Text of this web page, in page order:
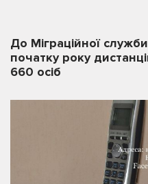
До Міграційної
початку року
660 осіб